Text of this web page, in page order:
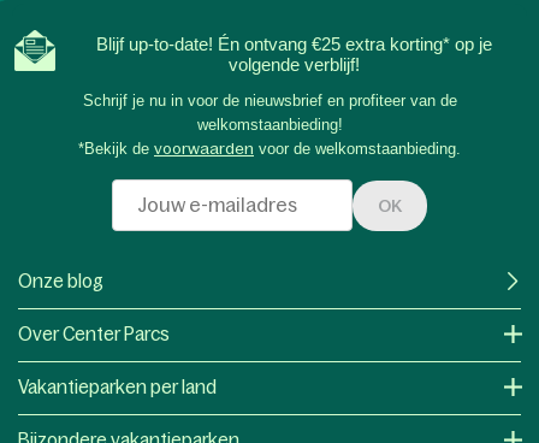
Blijf up-to-date! Én ontvang €25 extra korting* op je
volgende verblijf!
Schrijf je nu in voor de nieuwsbrief en profiteer van de
welkomstaanbieding!
*Bekijk de voorwaarden voor de welkomstaanbieding.
OK
Onze blog
Over Center Parcs
Vakantieparken per land